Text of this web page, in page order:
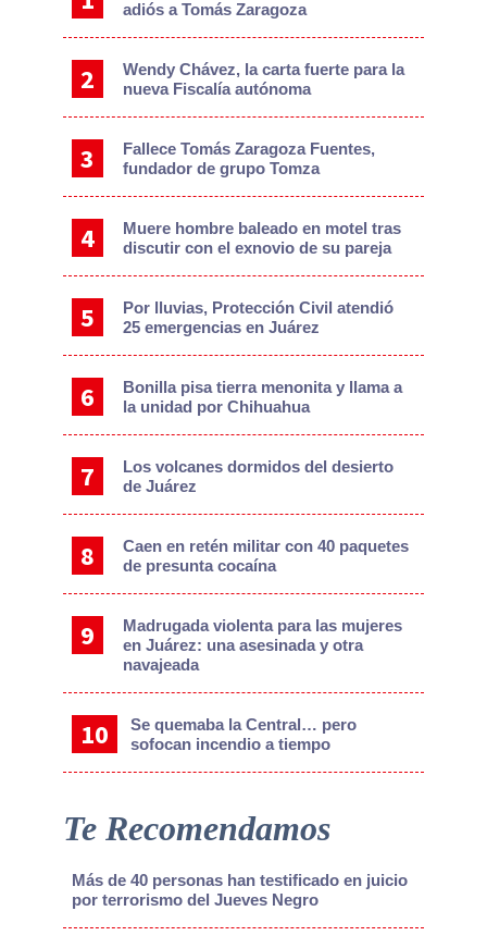
adiós a Tomás Zaragoza
Wendy Chávez, la carta fuerte para la
nueva Fiscalía autónoma
Fallece Tomás Zaragoza Fuentes,
fundador de grupo Tomza
Muere hombre baleado en motel tras
discutir con el exnovio de su pareja
Por lluvias, Protección Civil atendió
25 emergencias en Juárez
Bonilla pisa tierra menonita y llama a
la unidad por Chihuahua
Los volcanes dormidos del desierto
de Juárez
Caen en retén militar con 40 paquetes
de presunta cocaína
Madrugada violenta para las mujeres
en Juárez: una asesinada y otra
navajeada
Se quemaba la Central… pero
sofocan incendio a tiempo
Te Recomendamos
Más de 40 personas han testificado en juicio
por terrorismo del Jueves Negro